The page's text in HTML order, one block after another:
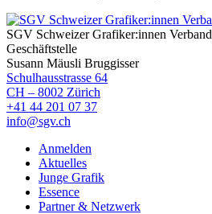
SGV Schweizer Grafiker:innen Verband
Geschäftstelle
Susann Mäusli Bruggisser
Schulhausstrasse 64
CH – 8002 Zürich
+41 44 201 07 37
info@sgv.ch
Anmelden
Aktuelles
Junge Grafik
Essence
Partner & Netzwerk